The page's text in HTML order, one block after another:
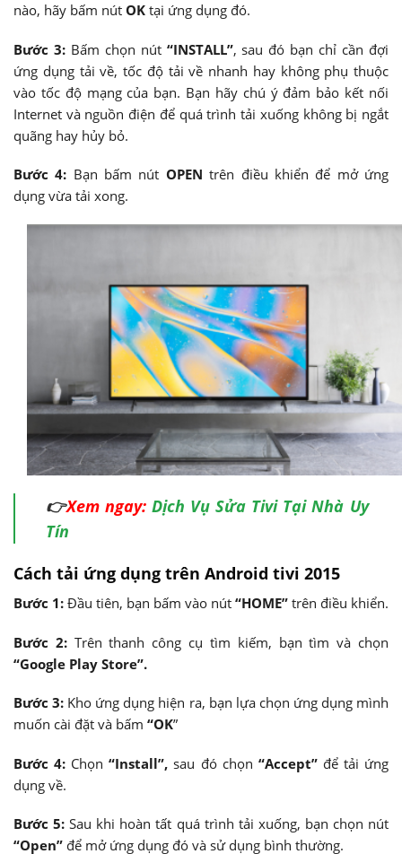
nào, hãy bấm nút OK tại ứng dụng đó.
Bước 3: Bấm chọn nút“INSTALL”, sau đó bạn chỉ cần đợi
ứng dụng tải về, tốc độ tải về nhanh hay không phụ thuộc
vào tốc độ mạng của bạn. Bạn hãy chú ý đảm bảo kết nối
Internet và nguồn điện để quá trình tải xuống không bị ngắt
quãng hay hủy bỏ.
Bước 4: Bạn bấm nút OPENtrên điều khiển để mở ứng
dụng vừa tải xong.
👉Xem ngay:Dịch Vụ Sửa Tivi Tại Nhà Uy
Tín
Cách tải ứng dụng trên Android tivi 2015
Bước 1: Đầu tiên, bạn bấm vào nút “HOME” trên điều khiển.
Bước 2: Trên thanh công cụ tìm kiếm, bạn tìm và chọn
“Google Play Store”.
Bước 3: Kho ứng dụng hiện ra, bạn lựa chọn ứng dụng mình
muốn cài đặt và bấm “OK”
Bước 4: Chọn“Install”, sau đó chọn “Accept”để tải ứng
dụng về.
Bước 5: Sau khi hoàn tất quá trình tải xuống, bạn chọn nút
“Open” để mở ứng dụng đó và sử dụng bình thường.